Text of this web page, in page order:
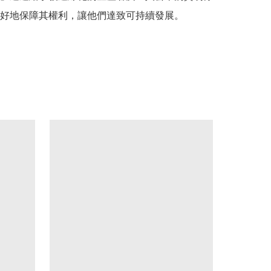
地保障其權利，讓他們達致可持續發展。